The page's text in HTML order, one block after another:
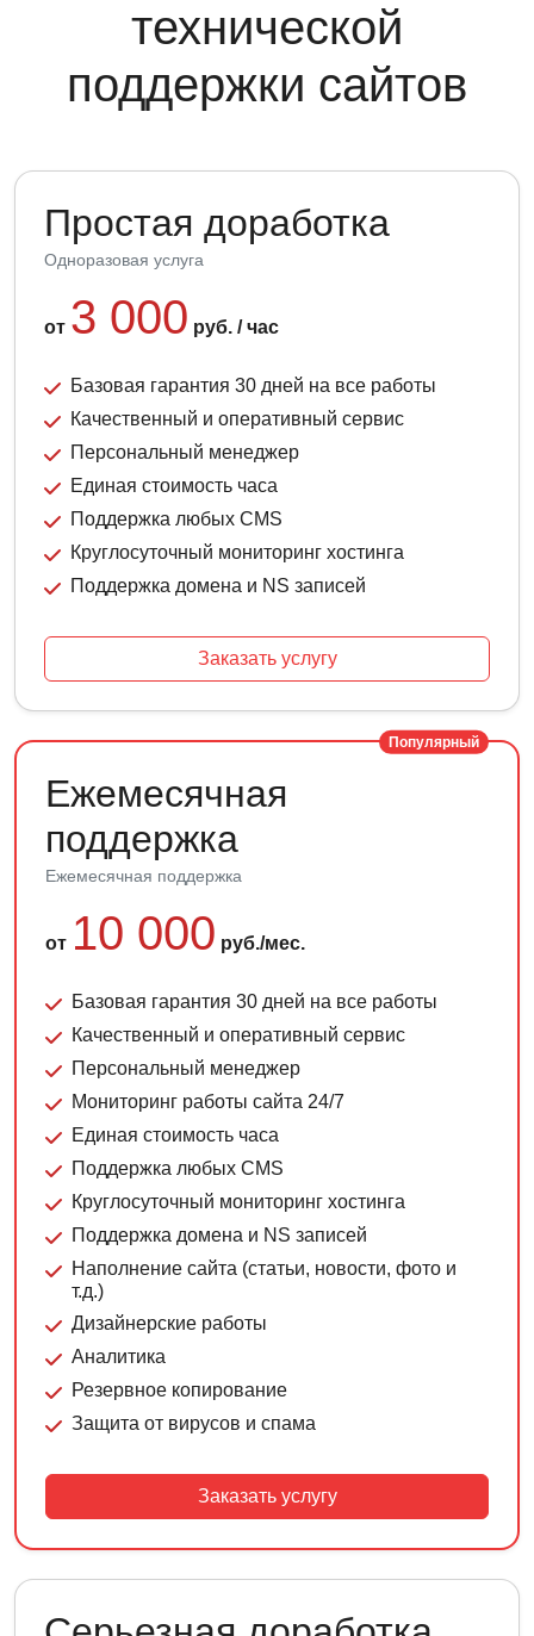
технической
поддержки сайтов
Простая доработка
Одноразовая услуга
от 3 000 руб. / час
Базовая гарантия 30 дней на все работы
Качественный и оперативный сервис
Персональный менеджер
Единая стоимость часа
Поддержка любых CMS
Круглосуточный мониторинг хостинга
Поддержка домена и NS записей
Заказать услугу
Популярный
Ежемесячная
поддержка
Ежемесячная поддержка
от 10 000 руб./мес.
Базовая гарантия 30 дней на все работы
Качественный и оперативный сервис
Персональный менеджер
Мониторинг работы сайта 24/7
Единая стоимость часа
Поддержка любых CMS
Круглосуточный мониторинг хостинга
Поддержка домена и NS записей
Наполнение сайта (статьи, новости, фото и
т.д.)
Дизайнерские работы
Аналитика
Резервное копирование
Защита от вирусов и спама
Заказать услугу